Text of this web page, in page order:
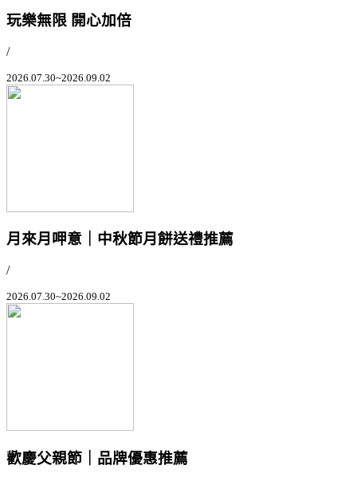
玩樂無限 開心加倍
/
2026.07.30~2026.09.02
月來月呷意｜中秋節月餅送禮推薦
/
2026.07.30~2026.09.02
歡慶父親節｜品牌優惠推薦